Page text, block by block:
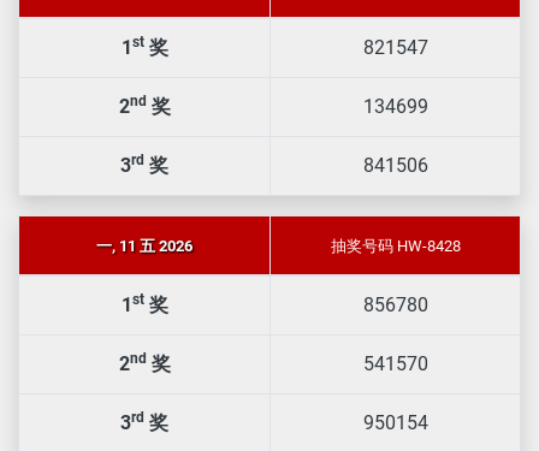
1 st奖 821547
2nd 奖 134699
3rd 奖 841506
一, 11 五 2026 抽奖号码 HW-8428
1 st奖 856780
2nd 奖 541570
3rd 奖 950154